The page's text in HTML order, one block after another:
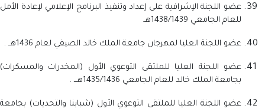
عضو اللجنة الإشرافية على إعداد وتنفيذ البرنامج الإعلامي لإعادة الأمل
للعام الجامعي 1438/1439هـ.
عضو اللجنة العليا لمهرجان جامعة الملك خالد الصيفي لعام 1436هــ .
عضو اللجنة العليا للملتقى التوعوي الأول (المخدرات والمسكرات)
بجامعة الملك خالد للعام الجامعي 1435/1436هـــ .
عضو اللجنة العليا للملتقى التوعوي الأول (شبابنا والتحديات) بجامعة